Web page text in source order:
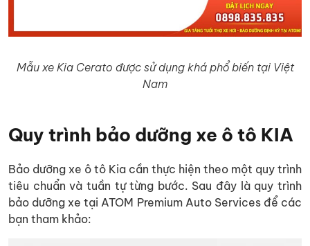
Mẫu xe Kia Cerato được sử dụng khá phổ biến tại Việt
Nam
Quy trình bảo dưỡng xe ô tô KIA
Bảo dưỡng xe ô tô Kia cần thực hiện theo một quy trình
tiêu chuẩn và tuần tự từng bước. Sau đây là quy trình
bảo dưỡng xe tại ATOM Premium Auto Services để các
bạn tham khảo: